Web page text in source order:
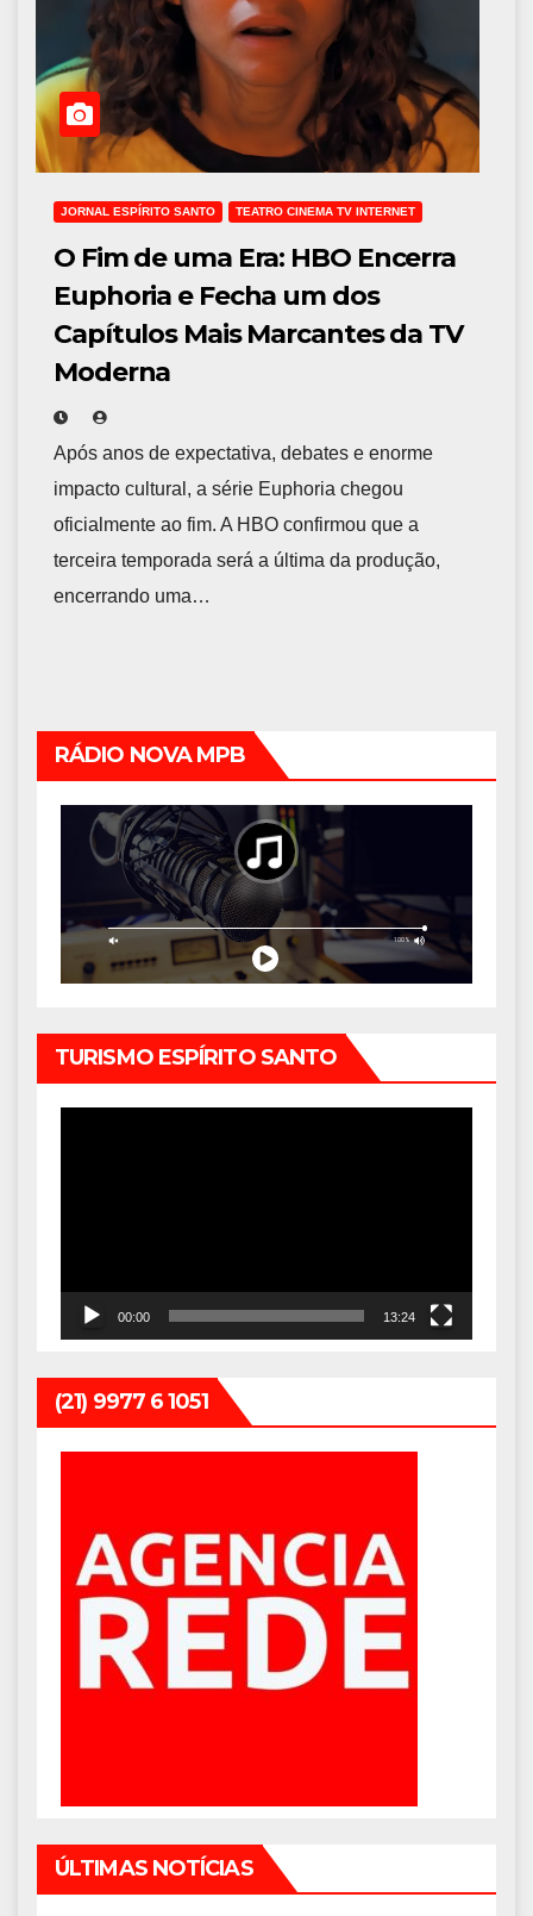
JORNAL ESPÍRITO SANTO TEATRO CINEMA TV INTERNET
O Fim de uma Era: HBO Encerra
Euphoria e Fecha um dos
Capítulos Mais Marcantes da TV
Moderna
Após anos de expectativa, debates e enorme
impacto cultural, a série Euphoria chegou
oficialmente ao fim. A HBO confirmou que a
terceira temporada será a última da produção,
encerrando uma…
RÁDIO NOVA MPB
TURISMO ESPÍRITO SANTO
00:00 13:24
(21) 9977 6 1051
ÚLTIMAS NOTÍCIAS